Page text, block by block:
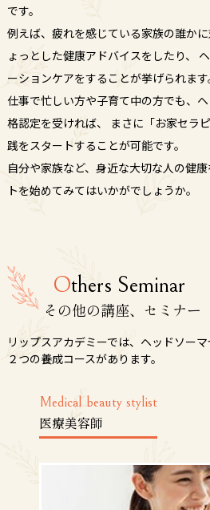
です。
例えば、疲れを感じている家族の誰か
ょっとした健康アドバイスをしたり、
ーションケアをすることが挙げられます
仕事で忙しい方や子育て中の方でも、
格認定を受ければ、
まさに「お家セラ
践をスタートすることが可能です。
自分や家族など、身近な大切な人の健
トを始めてみてはいかがでしょうか。
Others Seminar
その他の講座、セミナー
リップスアカデミーでは、ヘッドソー
２つの養成コースがあります。
Medical beauty stylist
医療美容師